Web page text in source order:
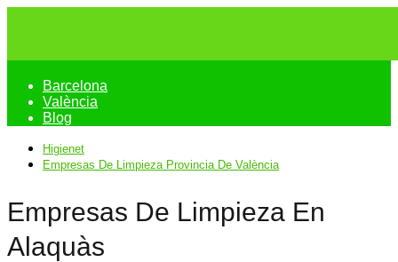
Barcelona
València
Blog
Higienet
Empresas De Limpieza Provincia De València
Empresas De Limpieza En
Alaquàs